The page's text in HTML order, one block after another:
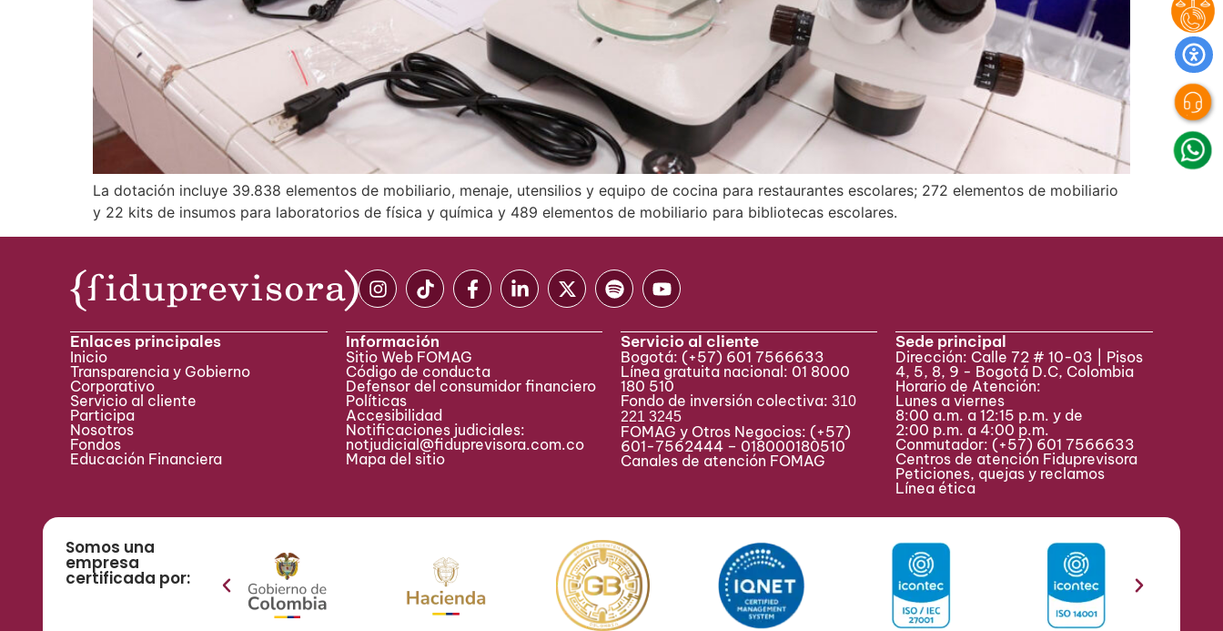
La dotación incluye 39.838 elementos de mobiliario, menaje, utensilios y equipo de cocina para restaurantes escolares; 272 elementos de mobiliario
y 22 kits de insumos para laboratorios de física y química y 489 elementos de mobiliario para bibliotecas escolares.
Enlaces principales
Inicio
Transparencia y Gobierno
Corporativo
Servicio al cliente
Participa ​
Nosotros
Fondos
Educación Financiera
Información
Sitio Web FOMAG
Código de conducta
Defensor del consumidor financiero
Políticas
Accesibilidad
Notificaciones judiciales:
notjudicial@fiduprevisora.com.co
Mapa del sitio
Servicio al cliente
Bogotá: (+57) 601 7566633
Línea gratuita nacional: 01 8000
180 510
Fondo de inversión colectiva: 310
221 3245
FOMAG y Otros Negocios: (+57)
601-7562444 – 018000180510
Canales de atención FOMAG
Sede principal
Dirección: Calle 72 # 10-03 | Pisos
4, 5, 8, 9 - Bogotá D.C, Colombia
Horario de Atención:
Lunes a viernes
8:00 a.m. a 12:15 p.m. y de
2:00 p.m. a 4:00 p.m.
Conmutador: (+57) 601 7566633
Centros de atención Fiduprevisora
Peticiones, quejas y reclamos
Línea ética
Somos una
empresa
certificada por: